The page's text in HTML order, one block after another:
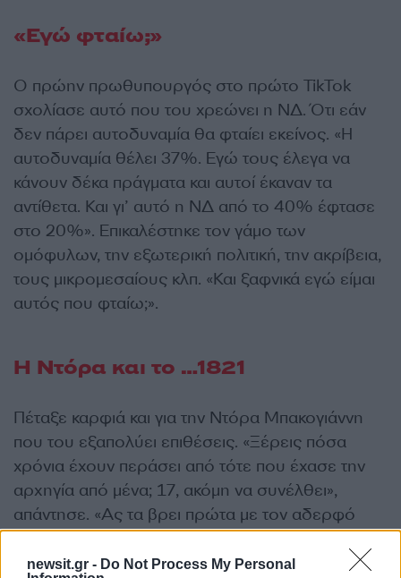
newsit.gr - Do Not Process My Personal
«Εγώ φταίω;»
Ο πρώην πρωθυπουργός στο πρώτο TikTok
σχολίασε αυτό που του χρεώνει η ΝΔ. Ότι εάν
δεν πάρει αυτοδυναμία θα φταίει εκείνος. «Η
αυτοδυναμία θέλει 37%. Εγώ τους έλεγα να
κάνουν δέκα πράγματα και αυτοί έκαναν τα
αντίθετα. Και γι’ αυτό η ΝΔ από το 40% έφτασε
στο 20%». Επικαλέστηκε τον γάμο των
ομόφυλων, την εξωτερική πολιτική, την ακρίβεια,
τους μικρομεσαίους κλπ. «Και ξαφνικά εγώ είμαι
αυτός που φταίω;».
Η Ντόρα και το …1821
Πέταξε καρφιά και για την Ντόρα Μπακογιάννη
που του εξαπολύει επιθέσεις. «Ξέρεις πόσα
χρόνια έχουν περάσει από τότε που έχασε την
αρχηγία από μένα; 17, ακόμη να συνέλθει»,
απάντησε. «Ας τα βρει πρώτα με τον αδερφό
της». Μέχρι στιγμής ο Αντώνης Σαμαράς δεν έχει
απαντήσει στο κατηγορώ που του απευθύνουν